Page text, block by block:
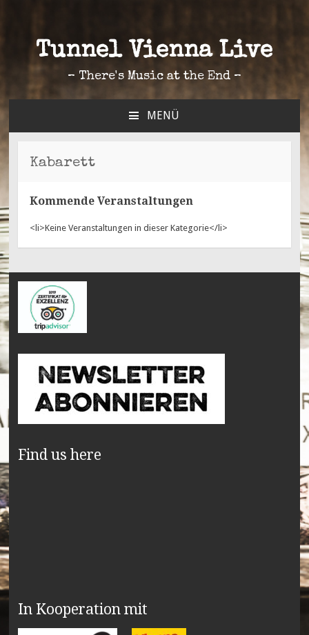
Tunnel Vienna Live
– There's Music at the End –
MENÜ
SPRINGEN
Kabarett
Kommende Veranstaltungen
<li>Keine Veranstaltungen in dieser Kategorie</li>
Find us here
In Kooperation mit